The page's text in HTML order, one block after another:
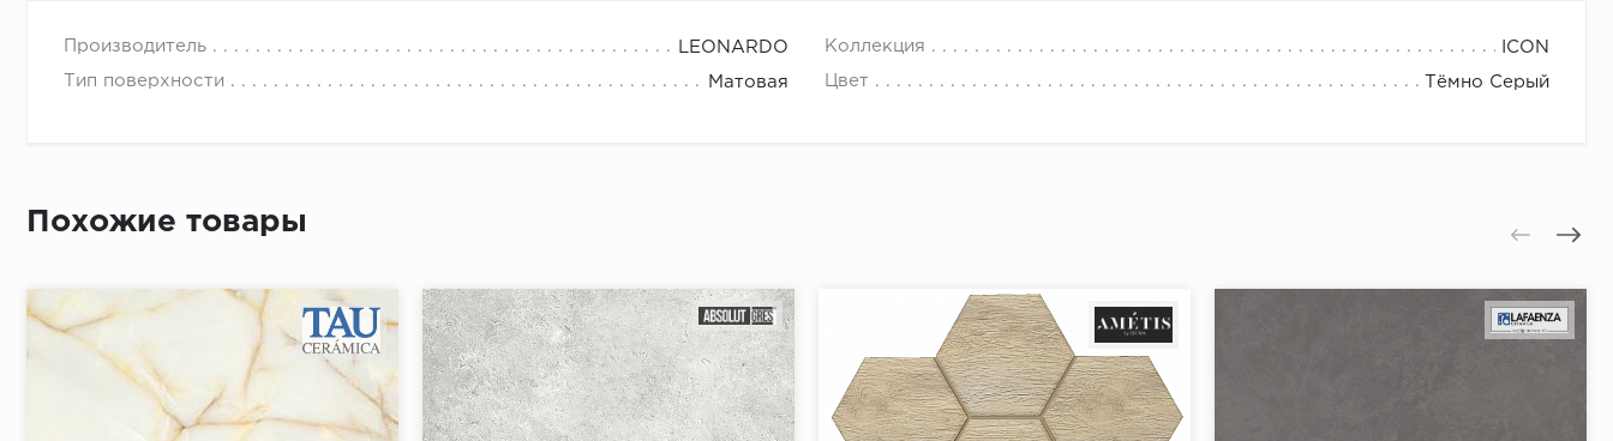
Производитель LEONARDO Коллекция ICON
Тип поверхности Матовая Цвет Тёмно Серый
Высокая вероятность одобрения: до 95%
Одобрение за 1-2 минуты
Срок предоставления кредита от 3 до 36 месяцев Срок предоставления рассрочки от 3 до 10 месяцев
Достаточно только паспорта
Похожие товары